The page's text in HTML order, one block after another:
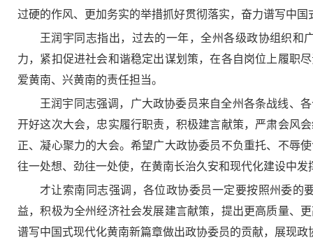
过硬的作风、更加务实的举措抓好贯彻落实，奋力谱写中
王润宇同志指出，过去的一年，全州各级政协组织
力，紧扣促进社会和谐稳定出谋划策，在各自岗位上履职
爱黄南、兴黄南的责任担当。
王润宇同志强调，广大政协委员来自全州各条战线、
开好这次大会，忠实履行职责，积极建言献策，严肃会风
正、凝心聚力的大会。希望广大政协委员不负重托、不辱
往一处想、劲往一处使，在黄南长治久安和现代化建设中
才让索南同志强调，各位政协委员一定要按照州委的
益，积极为全州经济社会发展建言献策，提出更高质量、
谱写中国式现代化黄南新篇章做出政协委员的贡献，展现政